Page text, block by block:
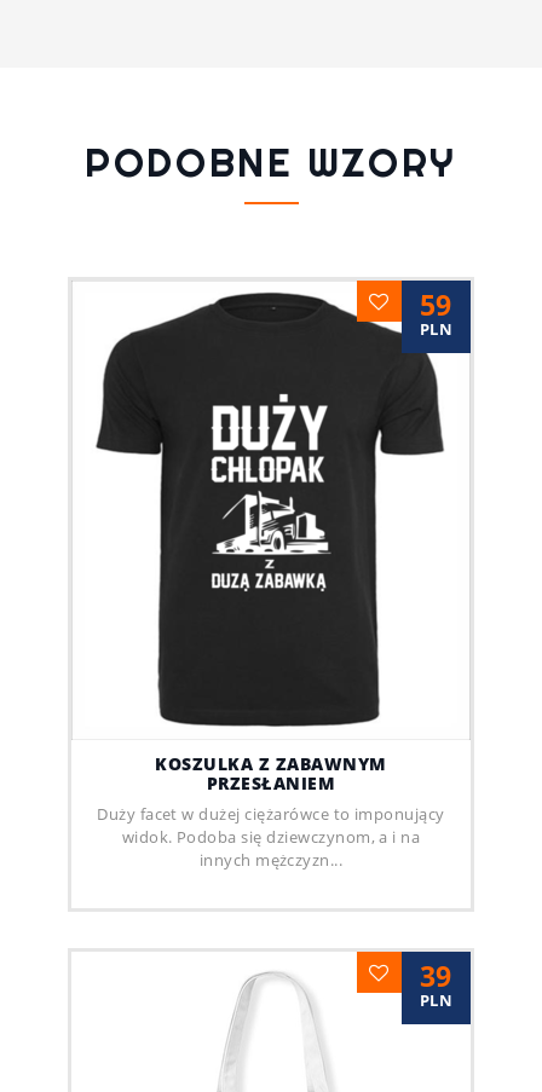
PODOBNE WZORY
59
PLN
KOSZULKA Z ZABAWNYM
PRZESŁANIEM
Duży facet w dużej ciężarówce to imponujący
widok. Podoba się dziewczynom, a i na
innych mężczyzn...
39
PLN